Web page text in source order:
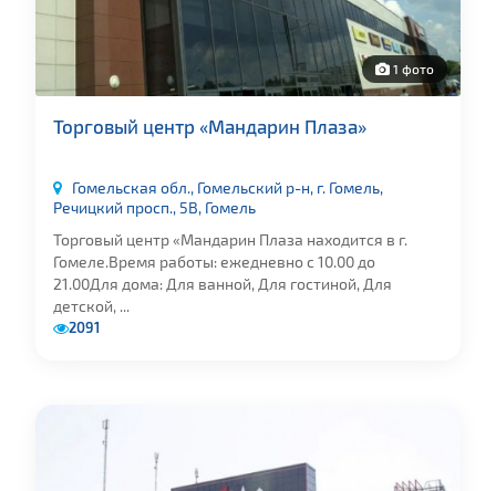
1 фото
Торговый центр «Мандарин Плаза»
Гомельская обл., Гомельский р-н, г. Гомель,
Речицкий просп., 5В, Гомель
Торговый центр «Мандарин Плаза находится в г.
Гомеле.Время работы: ежедневно с 10.00 до
21.00Для дома: Для ванной, Для гостиной, Для
детской, ...
2091